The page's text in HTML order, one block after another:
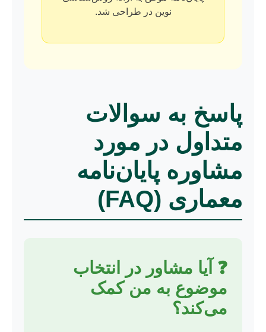
نوین در طراحی شد.
پاسخ به سوالات
متداول در مورد
مشاوره پایان‌نامه
معماری (FAQ)
❓ آیا مشاور در انتخاب
موضوع به من کمک
می‌کند؟